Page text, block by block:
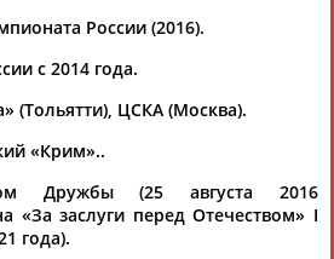
продолжит карьеру в
- сообщил собеседник
СТАДИОН)
России
мячей забили Елена Михайличенко
4). Ответный матч, по итогам
России (2016).
с 2014 года.
(Тольятти), ЦСКА (Москва).
«Крим»..
Дружбы (25 августа 2016
«За заслуги перед Отечеством» I
года).